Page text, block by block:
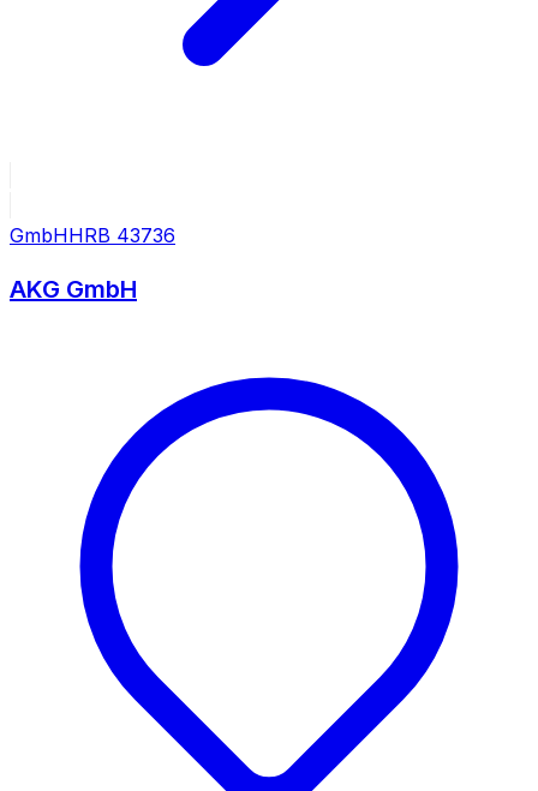
GmbHHRB 43736
AKG GmbH